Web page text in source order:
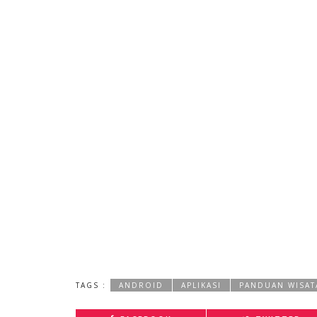
TAGS : ANDROID APLIKASI PANDUAN